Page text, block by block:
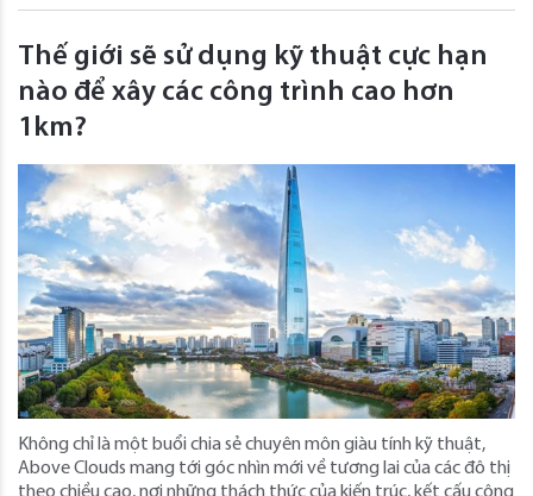
Thế giới sẽ sử dụng kỹ thuật cực hạn
nào để xây các công trình cao hơn
1km?
Không chỉ là một buổi chia sẻ chuyên môn giàu tính kỹ thuật,
Above Clouds mang tới góc nhìn mới về tương lai của các đô thị